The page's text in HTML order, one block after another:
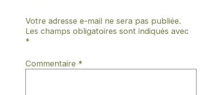
Votre adresse e-mail ne sera pas publiée.
Les champs obligatoires sont indiqués avec
*
Commentaire *